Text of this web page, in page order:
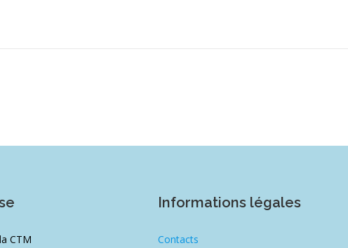
CTM
Informations légales
Contacts